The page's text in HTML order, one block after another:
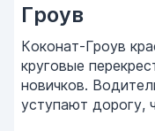
Гроув
Коконат-Гроув
круговые
новичков.
уступают дорогу,